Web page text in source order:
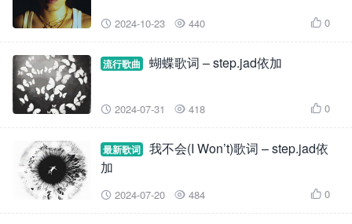
 2024-10-23  440  0
流行歌曲 蝴蝶歌词 – step.jad依加
 2024-07-31  418  0
最新歌词
我不会(I Won’t)歌词 – step.jad依
加
 2024-07-20  484  0